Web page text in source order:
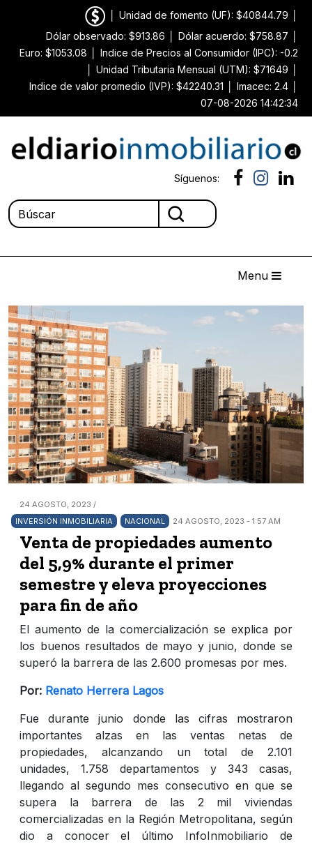
Unidad de fomento (UF): $40844.79
Dólar observado: $913.86
Dólar acuerdo: $758.87
Euro: $1053.08
Indice de Precios al Consumidor (IPC): -0.2
Unidad Tributaria Mensual (UTM): $71649
Indice de valor promedio (IVP): $42240.31
Imacec: 2.4
07-08-2026 14:42:34
Síguenos:
Menu
24 AGOSTO, 2023 /
INVERSIÓN INMOBILIARIA
NACIONAL 24 AGOSTO, 2023 - 1:57 AM
Venta de propiedades aumento
del 5,9% durante el primer
semestre y eleva proyecciones
para fin de año
El aumento de la comercialización se explica por
los buenos resultados de mayo y junio, donde se
superó la barrera de las 2.600 promesas por mes.
Por: Renato Herrera Lagos
Fue durante junio donde las cifras mostraron
importantes alzas en las ventas netas de
propiedades, alcanzando un total de 2.101
unidades, 1.758 departamentos y 343 casas,
llegando al segundo mes consecutivo en que se
supera la barrera de las 2 mil viviendas
comercializadas en la Región Metropolitana, según
dio a conocer el último InfoInmobiliario de